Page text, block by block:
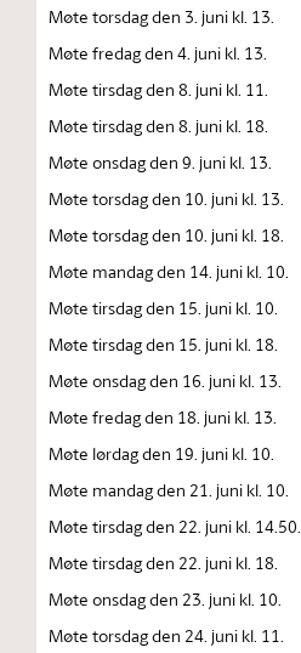
Møte torsdag den 3. juni kl. 13.
Møte fredag den 4. juni kl. 13.
Møte tirsdag den 8. juni kl. 11.
Møte tirsdag den 8. juni kl. 18.
Møte onsdag den 9. juni kl. 13.
Møte torsdag den 10. juni kl. 13.
Møte torsdag den 10. juni kl. 18.
Møte mandag den 14. juni kl. 10.
Møte tirsdag den 15. juni kl. 10.
Møte tirsdag den 15. juni kl. 18.
Møte onsdag den 16. juni kl. 13.
Møte fredag den 18. juni kl. 13.
Møte lørdag den 19. juni kl. 10.
Møte mandag den 21. juni kl. 10.
Møte tirsdag den 22. juni kl. 14.50.
Møte tirsdag den 22. juni kl. 18.
Møte onsdag den 23. juni kl. 10.
Møte torsdag den 24. juni kl. 11.